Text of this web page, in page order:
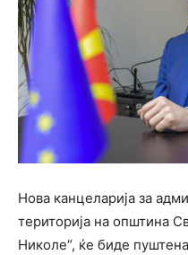
Нова канцеларија за
територија на oпштина
Николе“, ќе биде